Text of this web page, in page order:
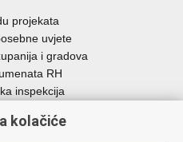
projekata
uvjete
i gradova
RH
inspekcija
kolačiće